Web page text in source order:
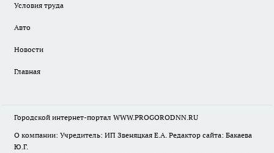
Условия труда
Авто
Новости
Главная
Городской интернет-портал WWW.PROGORODNN.RU
О компании: Учредитель: ИП Звеняцкая Е.А. Редактор сайта: Бакаева
Ю.Г.